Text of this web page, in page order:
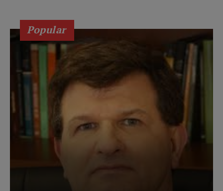
Popular